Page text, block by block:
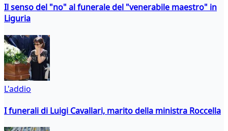
Il senso del "no" al funerale del "venerabile maestro" in
Liguria
L'addio
I funerali di Luigi Cavallari, marito della ministra Roccella